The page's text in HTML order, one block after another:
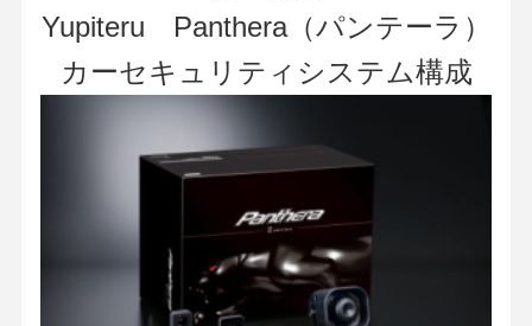
Yupiteru Panthera（パンテーラ）
カーセキュリティシステム構成